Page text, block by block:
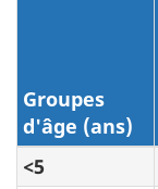
Groupes
d'âge (ans)
<5